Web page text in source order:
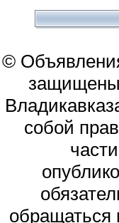
©
собой
обращаться